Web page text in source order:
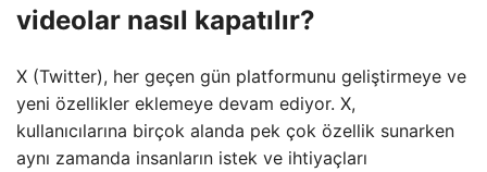
videolar nasıl kapatılır?
X (Twitter), her geçen gün platformunu geliştirmeye ve
yeni özellikler eklemeye devam ediyor. X,
kullanıcılarına birçok alanda pek çok özellik sunarken
aynı zamanda insanların istek ve ihtiyaçları